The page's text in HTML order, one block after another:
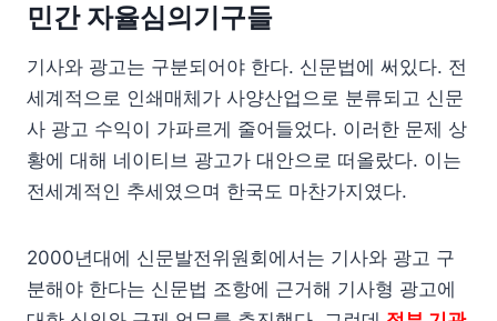
민간 자율심의기구들
기사와 광고는 구분되어야 한다. 신문법에 써있다. 전
세계적으로 인쇄매체가 사양산업으로 분류되고 신문
사 광고 수익이 가파르게 줄어들었다. 이러한 문제 상
황에 대해 네이티브 광고가 대안으로 떠올랐다. 이는
전세계적인 추세였으며 한국도 마찬가지였다.
2000년대에 신문발전위원회에서는 기사와 광고 구
분해야 한다는 신문법 조항에 근거해 기사형 광고에